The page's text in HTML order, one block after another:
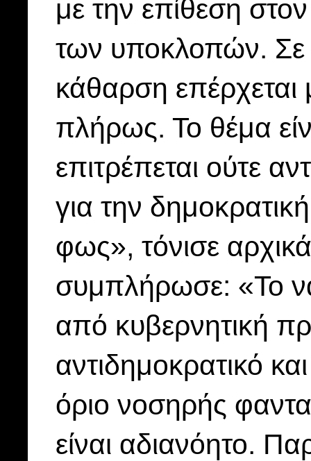
με την επίθεση
των υποκλοπών. Σε
κάθαρση
πλήρως. Το θέμα
επιτρέπεται ούτε
για την
φως», τόνισε
συμπλήρωσε: «Το
από κυβερνητική
αντιδημοκρατικό
όριο νοσηρής
είναι αδιανόητο.